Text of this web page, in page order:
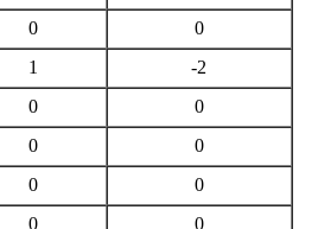
0
0
1
-2
0
0
0
0
0
0
0 0